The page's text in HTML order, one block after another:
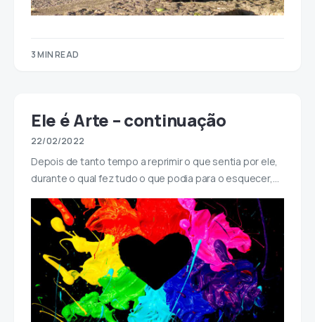
3 MIN READ
Ele é Arte – continuação
22/02/2022
Depois de tanto tempo a reprimir o que sentia por ele,
durante o qual fez tudo o que podia para o esquecer,…